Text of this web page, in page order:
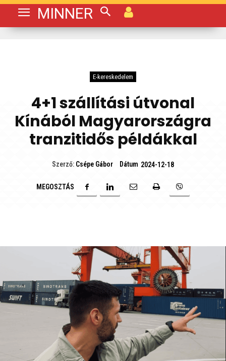
MINNER
E-kereskedelem
4+1 szállítási útvonal
Kínából Magyarországra
tranzitidős példákkal
Szerző: Csépe Gábor Dátum 2024-12-18
MEGOSZTÁS